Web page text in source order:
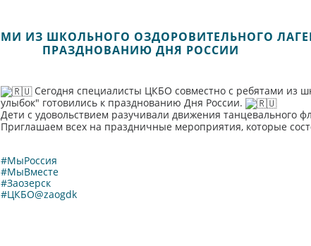
ИЗ ШКОЛЬНОГО ОЗДОРОВИТЕЛЬНОГО
ПРАЗДНОВАНИЮ ДНЯ РОССИИ
Сегодня специалисты ЦКБО совместно с ребятами из
улыбок" готовились к празднованию Дня России.
Дети с удовольствием разучивали движения
Приглашаем всех на праздничные мероприятия, которые
#МыРоссия
#МыВместе
#Заозерск
#ЦКБО@zaogdk